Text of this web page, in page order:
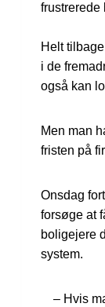
frustrerede
Helt
i de
også kan
Men man
fristen på
Onsdag
forsøge at
boligejere
system.
– Hvis